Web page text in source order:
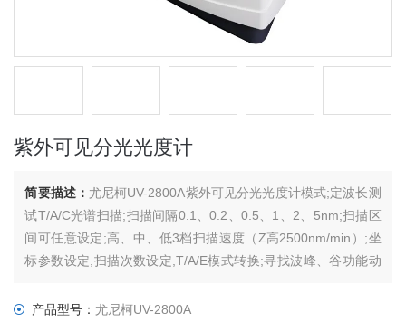
紫外可见分光光度计
简要描述： 尤尼柯UV-2800A紫外可见分光光度计模式;定波长测
试T/A/C光谱扫描;扫描间隔0.1、0.2、0.5、1、2、5nm;扫描区
间可任意设定;高、中、低3档扫描速度（Z高2500nm/min）;坐
标参数设定,扫描次数设定,T/A/E模式转换;寻找波峰、谷功能动
产品型号： 尤尼柯UV-2800A